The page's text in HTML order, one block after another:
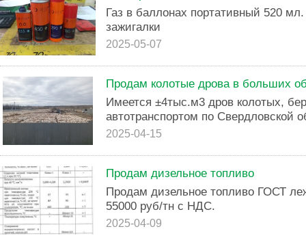
Газ в баллонах портативный 520
зажигалки
2025-05-07
Продам колотые дрова в больших
Имеется ±4тыс.м3 дров колотых,
автотранспортом по Свердловской
2025-04-15
Продам дизельное топливо
Продам дизельное топливо ГОСТ
55000 руб/тн с НДС.
2025-04-09